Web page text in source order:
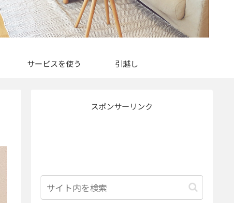
サービスを使う 引越し
スポンサーリンク